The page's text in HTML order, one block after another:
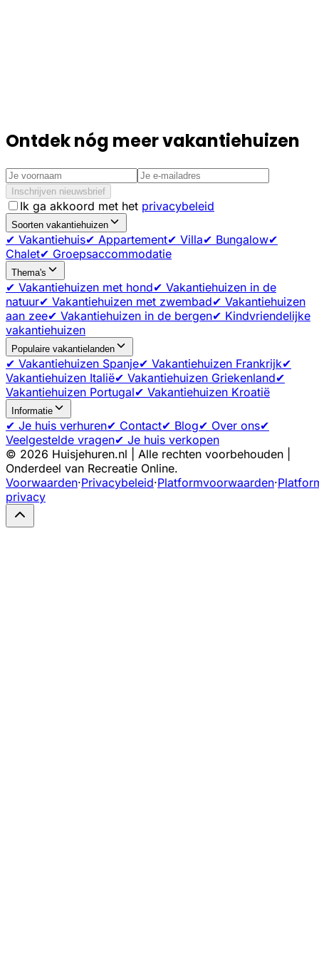
Ontdek nóg meer vakantiehuizen
Inschrijven nieuwsbrief
Ik ga akkoord met het privacybeleid
Soorten vakantiehuizen
✔ Vakantiehuis✔ Appartement✔ Villa✔ Bungalow✔
Chalet✔ Groepsaccommodatie
Thema's
✔ Vakantiehuizen met hond✔ Vakantiehuizen in de
natuur✔ Vakantiehuizen met zwembad✔ Vakantiehuizen
aan zee✔ Vakantiehuizen in de bergen✔ Kindvriendelijke
vakantiehuizen
Populaire vakantielanden
✔ Vakantiehuizen Spanje✔ Vakantiehuizen Frankrijk✔
Vakantiehuizen Italië✔ Vakantiehuizen Griekenland✔
Vakantiehuizen Portugal✔ Vakantiehuizen Kroatië
Informatie
✔ Je huis verhuren✔ Contact✔ Blog✔ Over ons✔
Veelgestelde vragen✔ Je huis verkopen
© 2026 Huisjehuren.nl | Alle rechten voorbehouden |
Onderdeel van Recreatie Online.
Voorwaarden·Privacybeleid·Platformvoorwaarden·
privacy